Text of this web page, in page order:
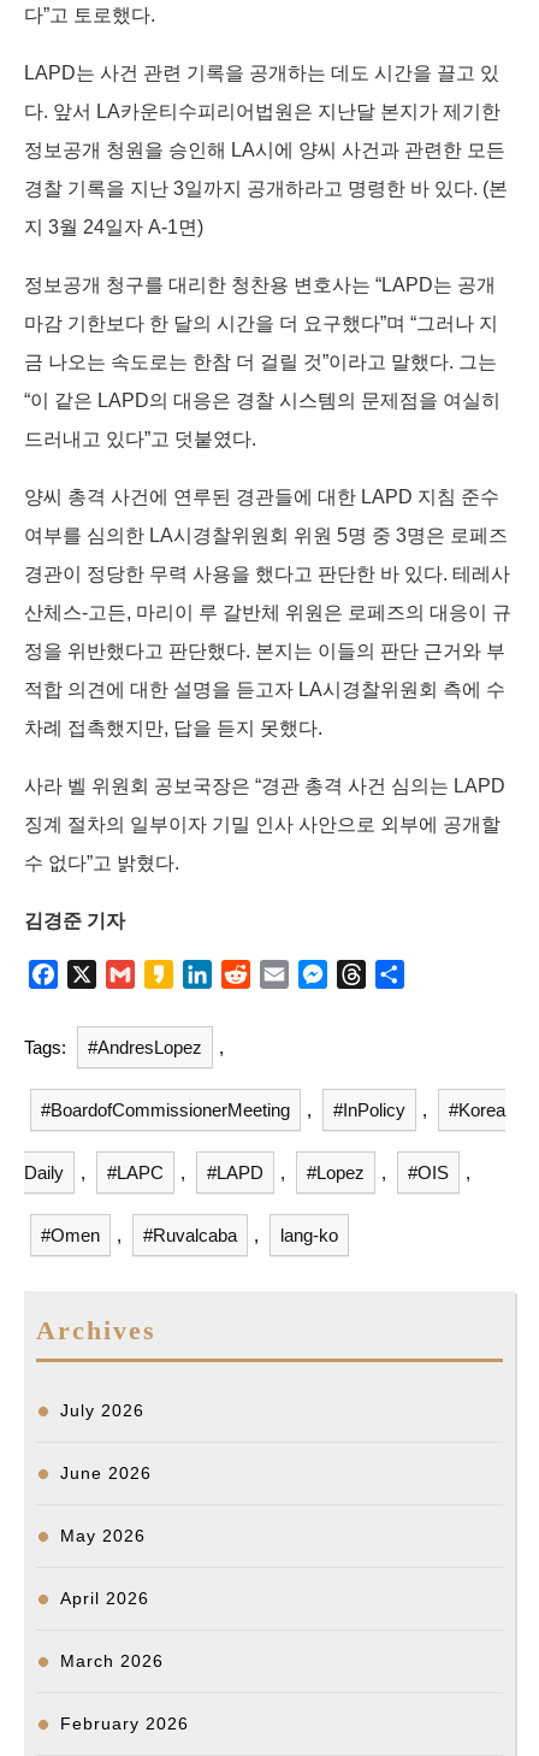
다”고 토로했다.
LAPD는 사건 관련 기록을 공개하는 데도 시간을 끌고 있
다. 앞서 LA카운티수피리어법원은 지난달 본지가 제기한
정보공개 청원을 승인해 LA시에 양씨 사건과 관련한 모든
경찰 기록을 지난 3일까지 공개하라고 명령한 바 있다. (본
지 3월 24일자 A-1면)
정보공개 청구를 대리한 청찬용 변호사는 “LAPD는 공개
마감 기한보다 한 달의 시간을 더 요구했다”며 “그러나 지
금 나오는 속도로는 한참 더 걸릴 것”이라고 말했다. 그는
“이 같은 LAPD의 대응은 경찰 시스템의 문제점을 여실히
드러내고 있다”고 덧붙였다.
양씨 총격 사건에 연루된 경관들에 대한 LAPD 지침 준수
여부를 심의한 LA시경찰위원회 위원 5명 중 3명은 로페즈
경관이 정당한 무력 사용을 했다고 판단한 바 있다. 테레사
산체스-고든, 마리이 루 갈반체 위원은 로페즈의 대응이 규
정을 위반했다고 판단했다. 본지는 이들의 판단 근거와 부
적합 의견에 대한 설명을 듣고자 LA시경찰위원회 측에 수
차례 접촉했지만, 답을 듣지 못했다.
사라 벨 위원회 공보국장은 “경관 총격 사건 심의는 LAPD
징계 절차의 일부이자 기밀 인사 사안으로 외부에 공개할
수 없다”고 밝혔다.
김경준 기자
e
b
o
o
k
a
i
l
k
a
o
n
k
e
d
I
n
R
i
t
l
M
e
n
g
e
a
d
s
e
Tags: #AndresLopez ,
#BoardofCommissionerMeeting , #InPolicy , #Korea
Daily , #LAPC , #LAPD , #Lopez , #OIS ,
#Omen , #Ruvalcaba , lang-ko
Archives
July 2026
June 2026
May 2026
April 2026
March 2026
February 2026